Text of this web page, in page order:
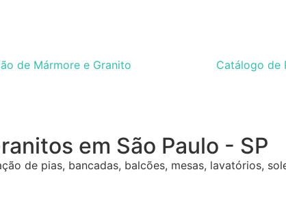
de Mármore e Granito Catálogo de
em São Paulo - SP
de pias, bancadas, balcões, mesas, lavatórios,